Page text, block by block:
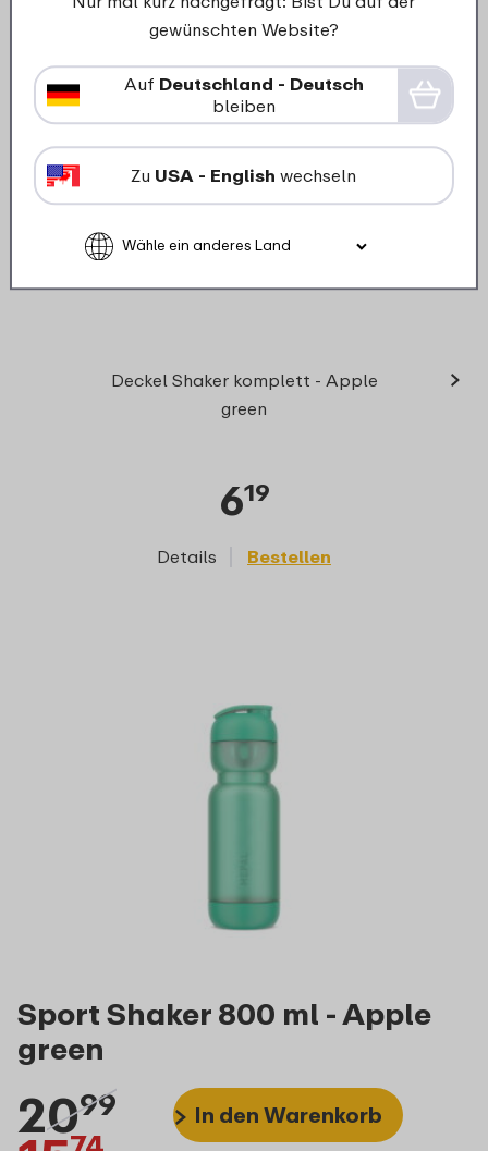
Ersatzteile für dieses Produkt
Deckel Shaker komplett - Apple
green
619
Details Bestellen
›
Sport Shaker 800 ml - Apple
green
2099 In den Warenkorb
gewünschten Website?
Auf Deutschland - Deutsch
bleiben
Zu USA - English wechseln